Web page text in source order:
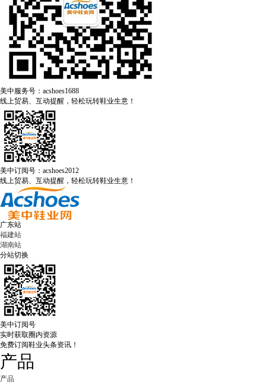
美中服务号：acshoes1688
线上贸易、互动提醒，轻松玩转鞋业生意！
美中订阅号：acshoes2012
线上贸易、互动提醒，轻松玩转鞋业生意！
广东站
福建站
湖南站
分站切换
美中订阅号
实时获取圈内资源
免费订阅鞋业头条资讯！
产品
产品